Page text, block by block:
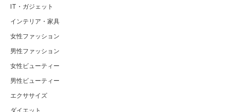
IT・ガジェット
インテリア・家具
女性ファッション
男性ファッション
女性ビューティー
男性ビューティー
エクササイズ
ダイエット